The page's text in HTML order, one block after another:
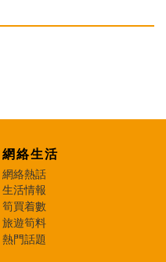
網絡生活
網絡熱話
生活情報
筍買着數
旅遊筍料
熱門話題